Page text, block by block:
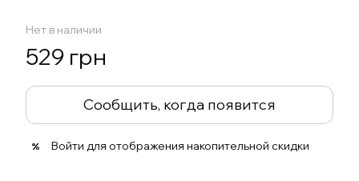
Нет в наличии
529 грн
Сообщить, когда появится
% Войти для отображения накопительной скидки